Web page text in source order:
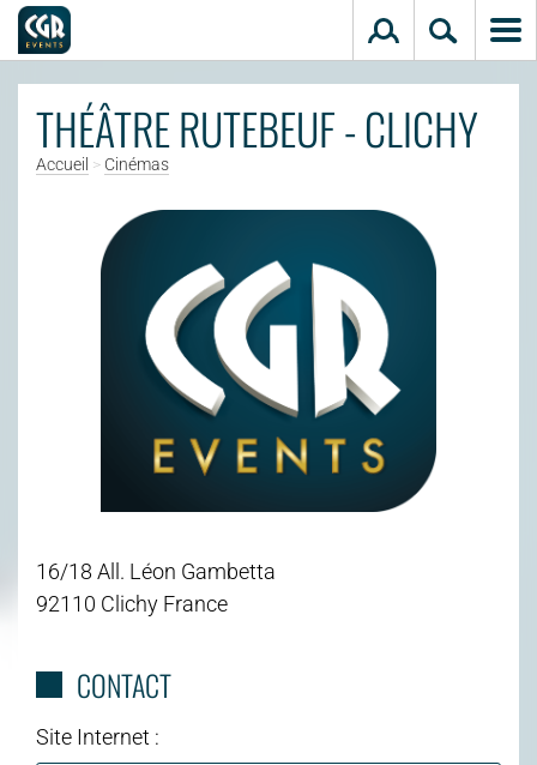
Aller au contenu principal
THÉÂTRE RUTEBEUF - CLICHY
Accueil > Cinémas
16/18 All. Léon Gambetta
92110 Clichy France
CONTACT
Site Internet :